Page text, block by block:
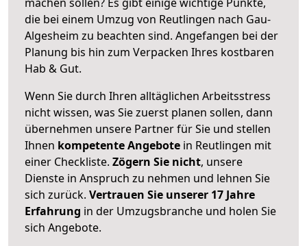
die bei einem Umzug von Reutlingen nach Gau-
Algesheim zu beachten sind. Angefangen bei der
Planung bis hin zum Verpacken Ihres kostbaren
Hab & Gut.
Wenn Sie durch Ihren alltäglichen Arbeitsstress
nicht wissen, was Sie zuerst planen sollen, dann
übernehmen unsere Partner für Sie und stellen
Ihnen kompetente Angebote in Reutlingen mit
einer Checkliste. Zögern Sie nicht, unsere
Dienste in Anspruch zu nehmen und lehnen Sie
sich zurück. Vertrauen Sie unserer 17 Jahre
Erfahrung in der Umzugsbranche und holen Sie
sich Angebote.